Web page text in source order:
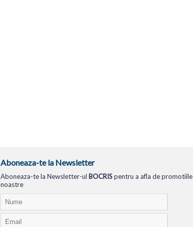
Aboneaza-te la Newsletter
Aboneaza-te la Newsletter-ul BOCRISpentru a afla de promotiile
noastre